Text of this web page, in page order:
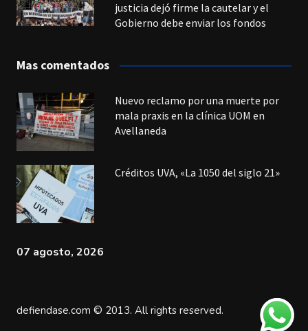
justicia dejó firme la cautelar y el
Gobierno debe enviar los fondos
Mas comentados
Nuevo reclamo por una muerte por
mala praxis en la clínica UOM en
Avellaneda
Créditos UVA, «La 1050 del siglo 21»
07 agosto, 2026
defiendase.com © 2013. All rights reserved.